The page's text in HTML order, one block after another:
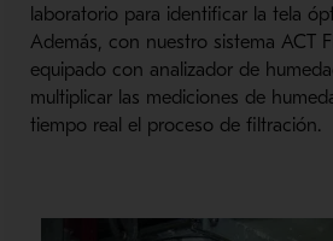
laboratorio para identificar la tela
Además, con nuestro sistema ACT
equipado con analizador de
multiplicar las mediciones de
tiempo real el proceso de filtración.